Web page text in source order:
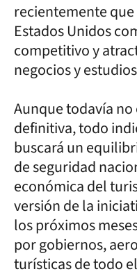
recientemente
Estados Unidos
competitivo y
negocios y
Aunque todavía
definitiva, todo
buscará un
de seguridad
económica del
versión de la
los próximos
por gobiernos,
turísticas de todo